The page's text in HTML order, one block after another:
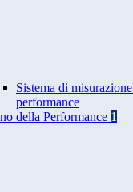
Sistema di
performance
della Performance 1